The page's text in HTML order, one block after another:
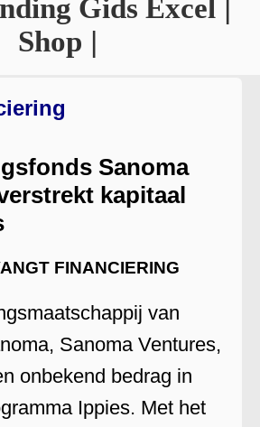
Gids Excel |
Shop |
Sanoma
kapitaal
FINANCIERING
van
Sanoma Ventures,
onbekend bedrag in
Ippies. Met het